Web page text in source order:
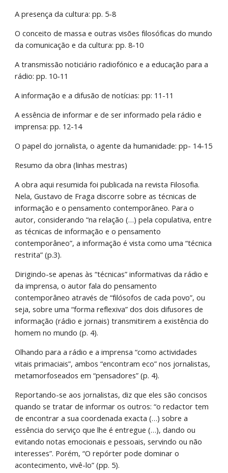
A presença da cultura: pp. 5-8
O conceito de massa e outras visões filosóficas do mundo
da comunicação e da cultura: pp. 8-10
A transmissão noticiário radiofónico e a educação para a
rádio: pp. 10-11
A informação e a difusão de notícias: pp: 11-11
A essência de informar e de ser informado pela rádio e
imprensa: pp. 12-14
O papel do jornalista, o agente da humanidade: pp- 14-15
Resumo da obra (linhas mestras)
A obra aqui resumida foi publicada na revista Filosofia.
Nela, Gustavo de Fraga discorre sobre as técnicas de
informação e o pensamento contemporâneo. Para o
autor, considerando “na relação (…) pela copulativa, entre
as técnicas de informação e o pensamento
contemporâneo”, a informação é vista como uma “técnica
restrita” (p.3).
Dirigindo-se apenas às “técnicas” informativas da rádio e
da imprensa, o autor fala do pensamento
contemporâneo através de “filósofos de cada povo”, ou
seja, sobre uma “forma reflexiva” dos dois difusores de
informação (rádio e jornais) transmitirem a existência do
homem no mundo (p. 4).
Olhando para a rádio e a imprensa “como actividades
vitais primaciais”, ambos “encontram eco” nos jornalistas,
metamorfoseados em “pensadores” (p. 4).
Reportando-se aos jornalistas, diz que eles são concisos
quando se tratar de informar os outros: “o redactor tem
de encontrar a sua coordenada exacta (…) sobre a
essência do serviço que lhe é entregue (…), dando ou
evitando notas emocionais e pessoais, servindo ou não
interesses”. Porém, “O repórter pode dominar o
acontecimento, vivê-lo” (pp. 5).